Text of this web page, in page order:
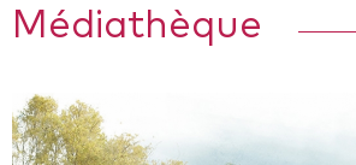
Médiathèque